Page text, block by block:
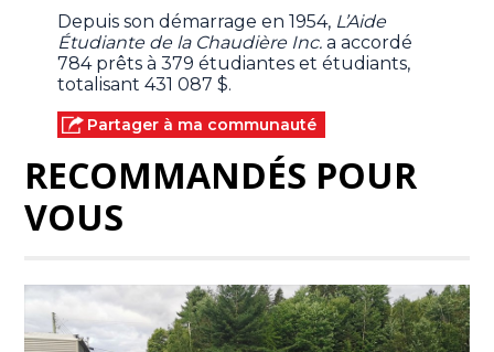
Depuis son démarrage en 1954, L’Aide
Étudiante de la Chaudière Inc. a accordé
784 prêts à 379 étudiantes et étudiants,
totalisant 431 087 $.
Partager à ma communauté
RECOMMANDÉS POUR
VOUS